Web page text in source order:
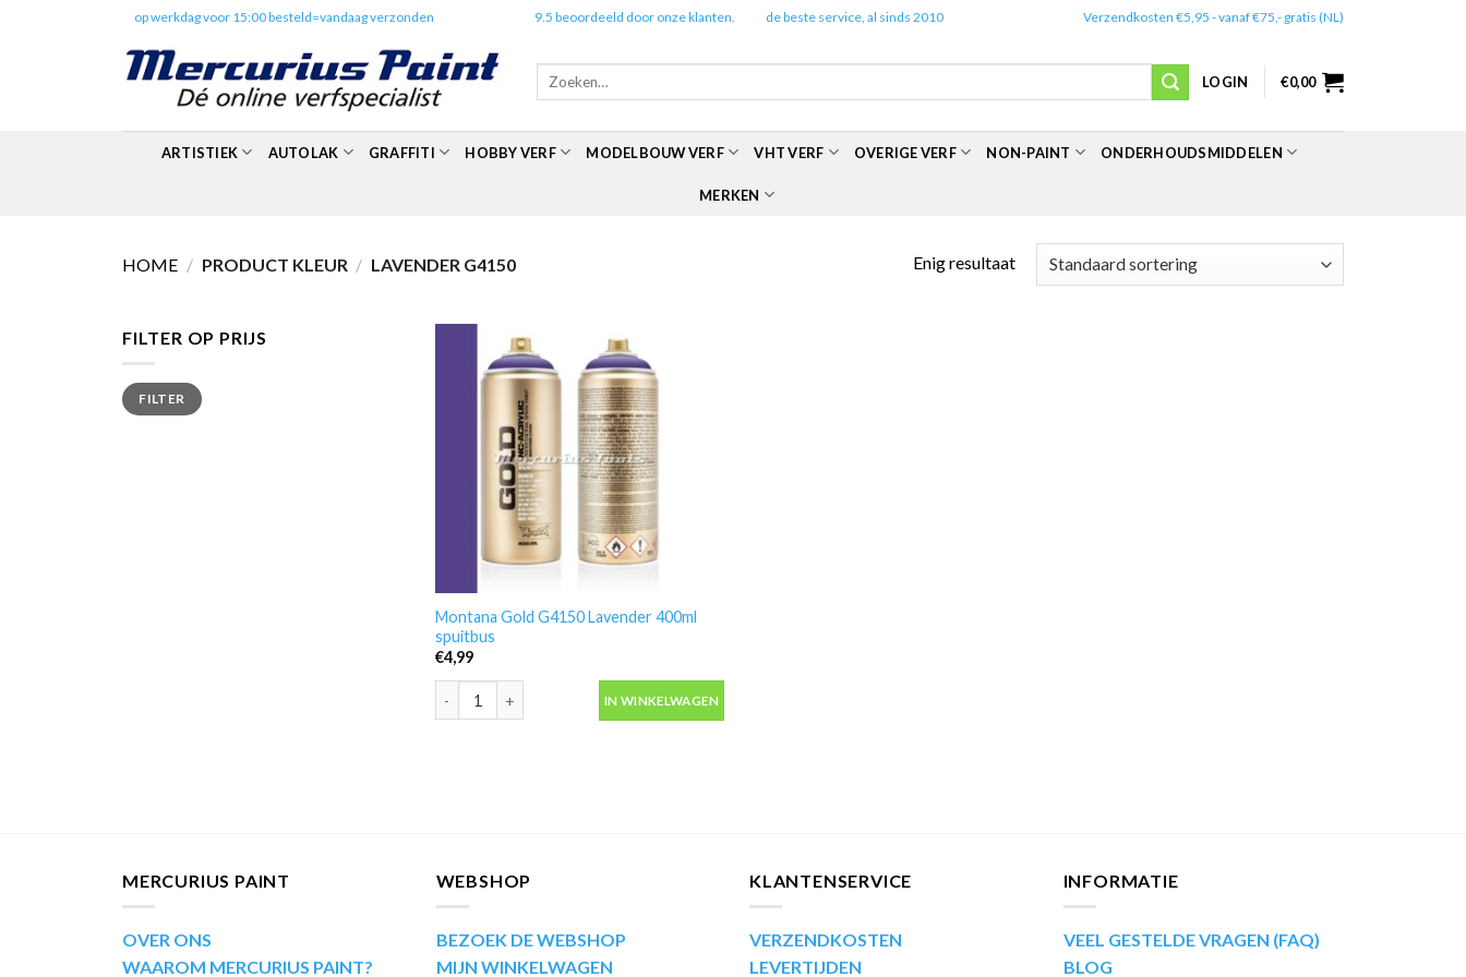
op werkdag voor 15:00 besteld=vandaag verzonden 9.5 beoordeeld door onze klanten. de beste service, al sinds 2010 Verzendkosten €5,95 - vanaf €75,- gratis (NL)
Zoeken
LOGIN €0,00
ARTISTIEK AUTOLAK GRAFFITI HOBBY VERF MODELBOUW VERF VHT VERF OVERIGE VERF NON-PAINT ONDERHOUDSMIDDELEN
MERKEN
HOME / PRODUCT KLEUR / LAVENDER G4150 Enig resultaat
FILTER OP PRIJS
Min.
prijs
Max.
prijsFILTER
Montana Gold G4150 Lavender 400ml
spuitbus
€4,99
Montana Gold G4150 Lavender 400ml spuitbus aantal
IN WINKELWAGEN
MERCURIUS PAINT
OVER ONS
WAAROM MERCURIUS PAINT?
WEBSHOP
BEZOEK DE WEBSHOP
MIJN WINKELWAGEN
KLANTENSERVICE
VERZENDKOSTEN
LEVERTIJDEN
INFORMATIE
VEEL GESTELDE VRAGEN (FAQ)
BLOG